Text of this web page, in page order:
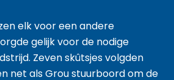
elk voor een andere
gelijk voor de nodige
Zeven skûtsjes volgden
net als Grou stuurboord om de